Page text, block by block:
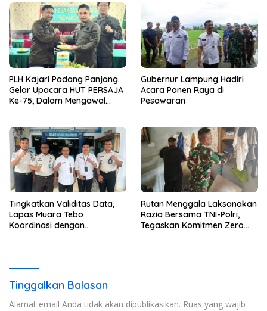
dan Penipuan
PLH Kajari Padang Panjang
Gelar Upacara HUT PERSAJA
Ke-75, Dalam Mengawal
Gubernur Lampung Hadiri
Acara Panen Raya di
Pesawaran
Tingkatkan Validitas Data,
Lapas Muara Tebo
Koordinasi dengan
Rutan Menggala Laksanakan
Razia Bersama TNI-Polri,
Tegaskan Komitmen Zero
Tinggalkan Balasan
Alamat email Anda tidak akan dipublikasikan. Ruas yang wajib